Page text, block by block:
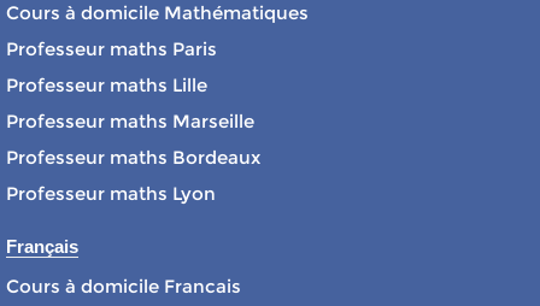
Cours à domicile Mathématiques
Professeur maths Paris
Professeur maths Lille
Professeur maths Marseille
Professeur maths Bordeaux
Professeur maths Lyon
Français
Cours à domicile Francais